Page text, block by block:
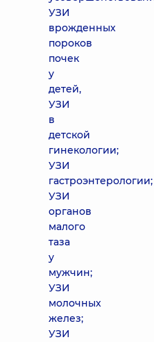
УЗИ
врожденных
пороков
почек
у
детей,
УЗИ
в
детской
гинекологии;
УЗИ
гастроэнтерологии;
УЗИ
органов
малого
таза
у
мужчин;
УЗИ
молочных
желез;
УЗИ